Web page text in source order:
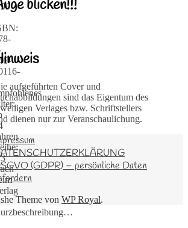
blicken!!!
aufgeführten Cover und
sind das Eigentum des
Verlages bzw. Schriftstellers
dienen nur zur Veranschaulichung.
(GDPR) – persönliche Daten
Theme von WP Royal.